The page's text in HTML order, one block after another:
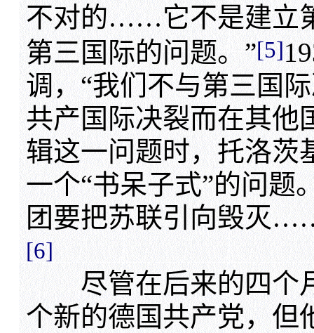
不对的……它不是建立
第三国际的问题。”[5]
调，“我们不与第三国
共产国际决裂而在其他
辑这一问题时，托洛茨
一个“书呆子式”的问题
团要把苏联引向毁灭
[6]
尽管在后来的四个
个新的德国共产党，但